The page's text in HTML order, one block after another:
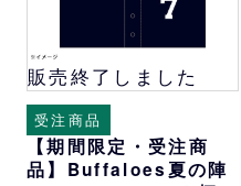
販売終了しました
受注商品
【期間限定・受注商
品】Buffaloes夏の陣